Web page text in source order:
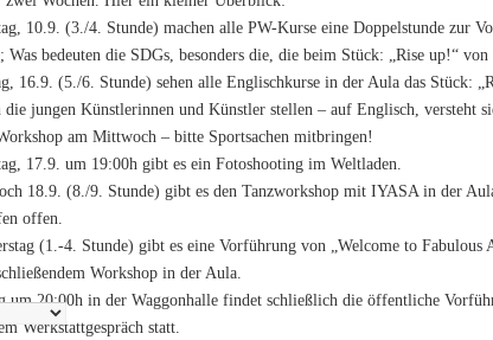
10.9. (3./4. Stunde) machen alle PW-Kurse eine Doppelstunde zur
Was bedeuten die SDGs, besonders die, die beim Stück: „Rise up!“
16.9. (5./6. Stunde) sehen alle Englischkurse in der Aula das Stück:
die jungen Künstlerinnen und Künstler stellen – auf Englisch, versteht
am Mittwoch – bitte Sportsachen mitbringen!
17.9. um 19:00h gibt es ein Fotoshooting im Weltladen.
18.9. (8./9. Stunde) gibt es den Tanzworkshop mit IYASA in der
offen.
(1.-4. Stunde) gibt es eine Vorführung von „Welcome to
Workshop in der Aula.
um 20:00h in der Waggonhalle findet schließlich die öffentliche
Werkstattgespräch statt.